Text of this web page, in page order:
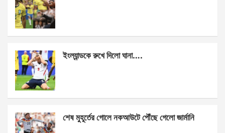
ইংল্যান্ডকে রুখে দিলো ঘানা….
শেষ মুহূর্তের গোলে নকআউটে পৌঁছে গেলো জার্মানি